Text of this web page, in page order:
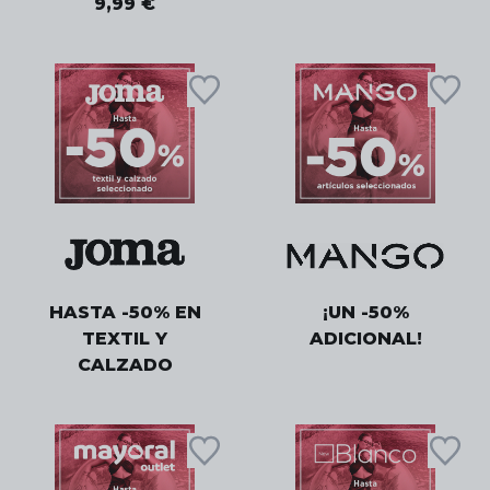
HASTA -50% EN
TEXTIL Y
CALZADO
¡UN -50%
ADICIONAL!